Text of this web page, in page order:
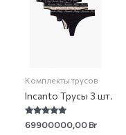
Комплекты трусов
Incanto Трусы 3 шт.
Rated
4.89
69900000,00Br